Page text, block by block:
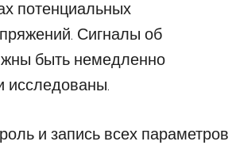
потенциальных
Сигналы об
быть немедленно
исследованы.
и запись всех параметров